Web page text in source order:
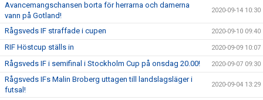
Avancemangschansen borta för herrarna och damerna
vann på Gotland!
2020-09-14 10:30
Rågsveds IF straffade i cupen 2020-09-10 09:40
RIF Höstcup ställs in 2020-09-09 10:07
Rågsveds IF i semifinal i Stockholm Cup på onsdag 20.00! 2020-09-07 09:30
Rågsveds IFs Malin Broberg uttagen till landslagsläger i
futsal!
2020-09-04 13:29